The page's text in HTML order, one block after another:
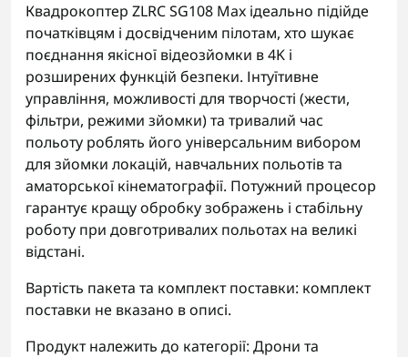
Квадрокоптер ZLRC SG108 Max ідеально підійде
початківцям і досвідченим пілотам, хто шукає
поєднання якісної відеозйомки в 4K і
розширених функцій безпеки. Інтуїтивне
управління, можливості для творчості (жести,
фільтри, режими зйомки) та тривалий час
польоту роблять його універсальним вибором
для зйомки локацій, навчальних польотів та
аматорської кінематографії. Потужний процесор
гарантує кращу обробку зображень і стабільну
роботу при довготривалих польотах на великі
відстані.
Вартість пакета та комплект поставки: комплект
поставки не вказано в описі.
Продукт належить до категорії: Дрони та